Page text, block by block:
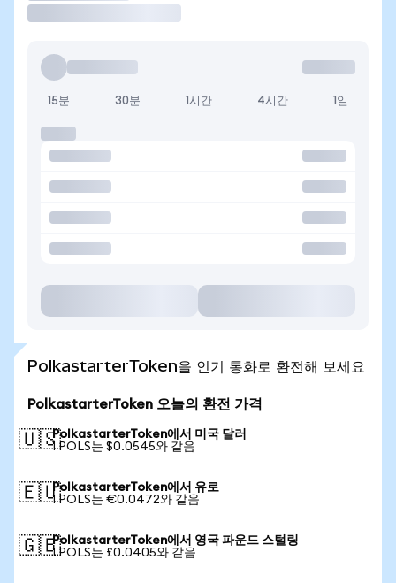
15분 30분 1시간 4시간 1일
PolkastarterToken을 인기 통화로 환전해 보세요
PolkastarterToken 오늘의 환전 가격
🇺🇸PolkastarterToken에서 미국 달러
1 POLS는 $0.0545와 같음
🇪🇺PolkastarterToken에서 유로
1 POLS는 €0.0472와 같음
🇬🇧PolkastarterToken에서 영국 파운드 스털링
1 POLS는 £0.0405와 같음